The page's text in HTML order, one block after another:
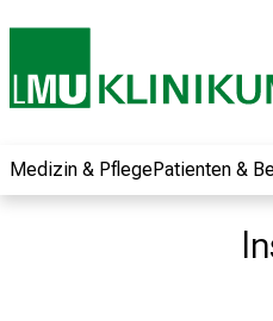
Medizin & PflegePatienten &
Informationen zu
Jobs, Ausbildungen
Weiterbildungen.
Kommen Sie